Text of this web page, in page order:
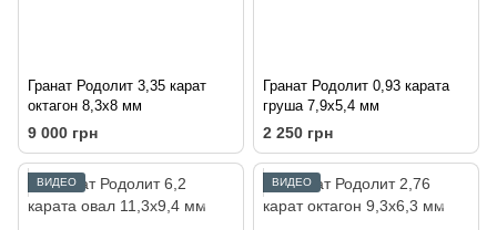
Гранат Родолит 3,35 карат
октагон 8,3х8 мм
9 000 грн
Гранат Родолит 0,93 карата
груша 7,9х5,4 мм
2 250 грн
ВИДЕО ВИДЕО